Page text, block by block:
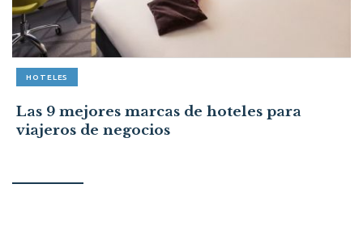
HOTELES
Las 9 mejores marcas de hoteles para
viajeros de negocios